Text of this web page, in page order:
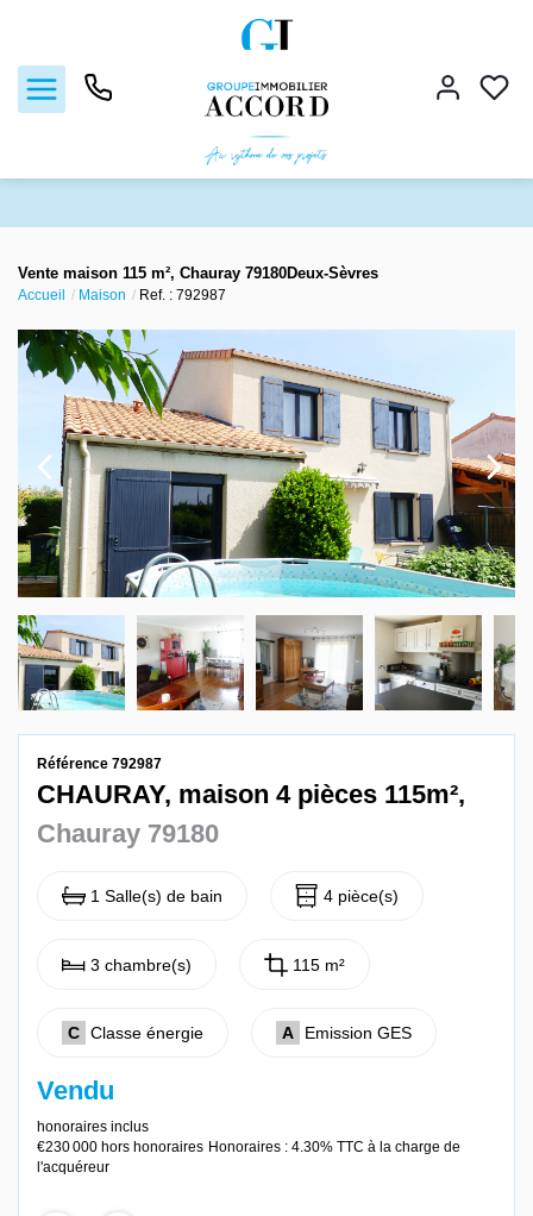
Locations
Estimation
Gestion locative
Nos agences
Contact
Vente maison 115 m², Chauray 79180Deux-Sèvres
Accueil Maison Ref. : 792987
Référence 792987
CHAURAY, maison 4 pièces 115m²,
Chauray 79180
1 Salle(s) de bain 4 pièce(s)
3 chambre(s) 115 m²
C Classe énergie A Emission GES
Vendu
honoraires inclus
€230 000 hors honoraires Honoraires : 4.30% TTC à la charge de
l'acquéreur